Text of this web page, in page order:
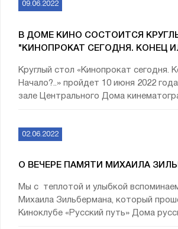
09.06.2022
В ДОМЕ КИНО СОСТОИТСЯ
"КИНОПРОКАТ СЕГОДНЯ. КОНЕЦ
Круглый стол «Кинопрокат сегодня.
Начало?..» пройдет 10 июня 2022
зале Центрального Дома
02.06.2022
О ВЕЧЕРЕ ПАМЯТИ МИХАИЛА
Мы с теплотой и улыбкой
Михаила Зильбермана, который
Киноклубе «Русский путь» Дома